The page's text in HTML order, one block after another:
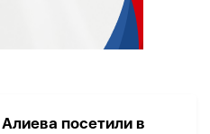
посетили в